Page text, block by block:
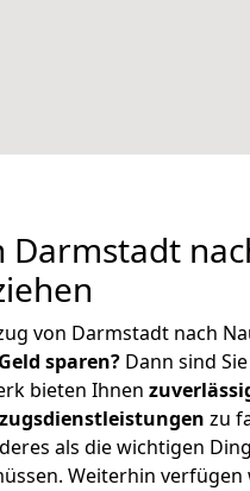
Darmstadt
von Darmstadt nach
sparen? Dann sind
bieten Ihnen
zu
als die wichtigen
Weiterhin